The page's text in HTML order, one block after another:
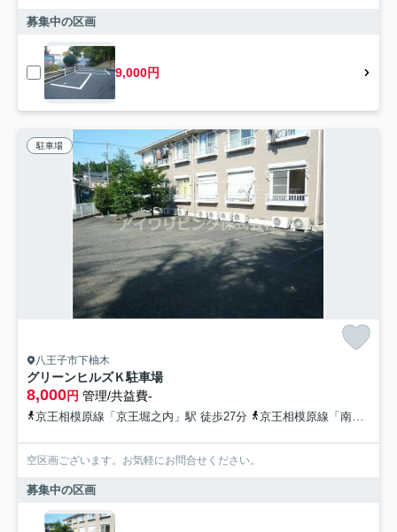
募集中の区画
9,000円
駐車場
八王子市下柚木
グリーンヒルズＫ駐車場
8,000円 管理/共益費-
京王相模原線「京王堀之内」駅 徒歩27分 京王相模原線「南大沢」駅 徒歩33分
空区画ございます。お気軽にお問合せください。
募集中の区画